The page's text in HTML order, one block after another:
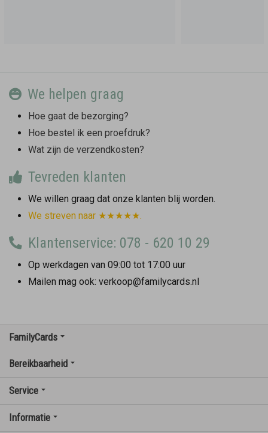
We helpen graag
Hoe gaat de bezorging?
Hoe bestel ik een proefdruk?
Wat zijn de verzendkosten?
Tevreden klanten
We willen graag dat onze klanten blij worden.
We streven naar ★★★★★.
Klantenservice: 078 - 620 10 29
Op werkdagen van 09:00 tot 17:00 uur
Mailen mag ook: verkoop@familycards.nl
FamilyCards
Bereikbaarheid
Service
Informatie